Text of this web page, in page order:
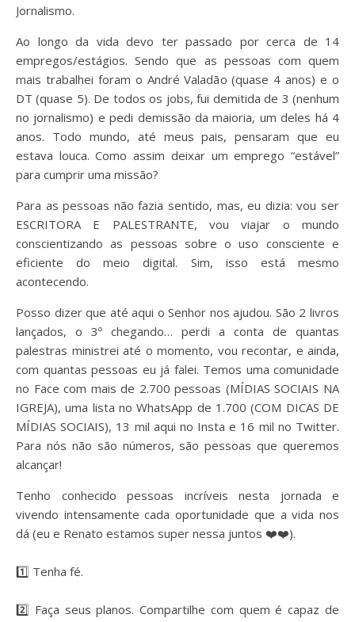
Jornalismo.
Ao longo da vida devo ter passado por cerca de 14
empregos/estágios. Sendo que as pessoas com quem
mais trabalhei foram o André Valadão (quase 4 anos) e o
DT (quase 5). De todos os jobs, fui demitida de 3 (nenhum
no jornalismo) e pedi demissão da maioria, um deles há 4
anos. Todo mundo, até meus pais, pensaram que eu
estava louca. Como assim deixar um emprego “estável”
para cumprir uma missão?
Para as pessoas não fazia sentido, mas, eu dizia: vou ser
ESCRITORA E PALESTRANTE, vou viajar o mundo
conscientizando as pessoas sobre o uso consciente e
eficiente do meio digital. Sim, isso está mesmo
acontecendo.
Posso dizer que até aqui o Senhor nos ajudou. São 2 livros
lançados, o 3º chegando… perdi a conta de quantas
palestras ministrei até o momento, vou recontar, e ainda,
com quantas pessoas eu já falei. Temos uma comunidade
no Face com mais de 2.700 pessoas (MÍDIAS SOCIAIS NA
IGREJA), uma lista no WhatsApp de 1.700 (COM DICAS DE
MÍDIAS SOCIAIS), 13 mil aqui no Insta e 16 mil no Twitter.
Para nós não são números, são pessoas que queremos
alcançar!
Tenho conhecido pessoas incríveis nesta jornada e
vivendo intensamente cada oportunidade que a vida nos
dá (eu e Renato estamos super nessa juntos ❤️❤️).
1️⃣ Tenha fé.
2️⃣ Faça seus planos. Compartilhe com quem é capaz de